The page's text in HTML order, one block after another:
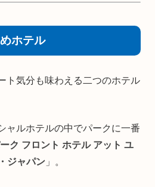
ホテル
ト気分も味わえる二つのホテル
ャルホテルの中でパークに一番
ク フロント ホテル アット ユ
ジャパン 」。